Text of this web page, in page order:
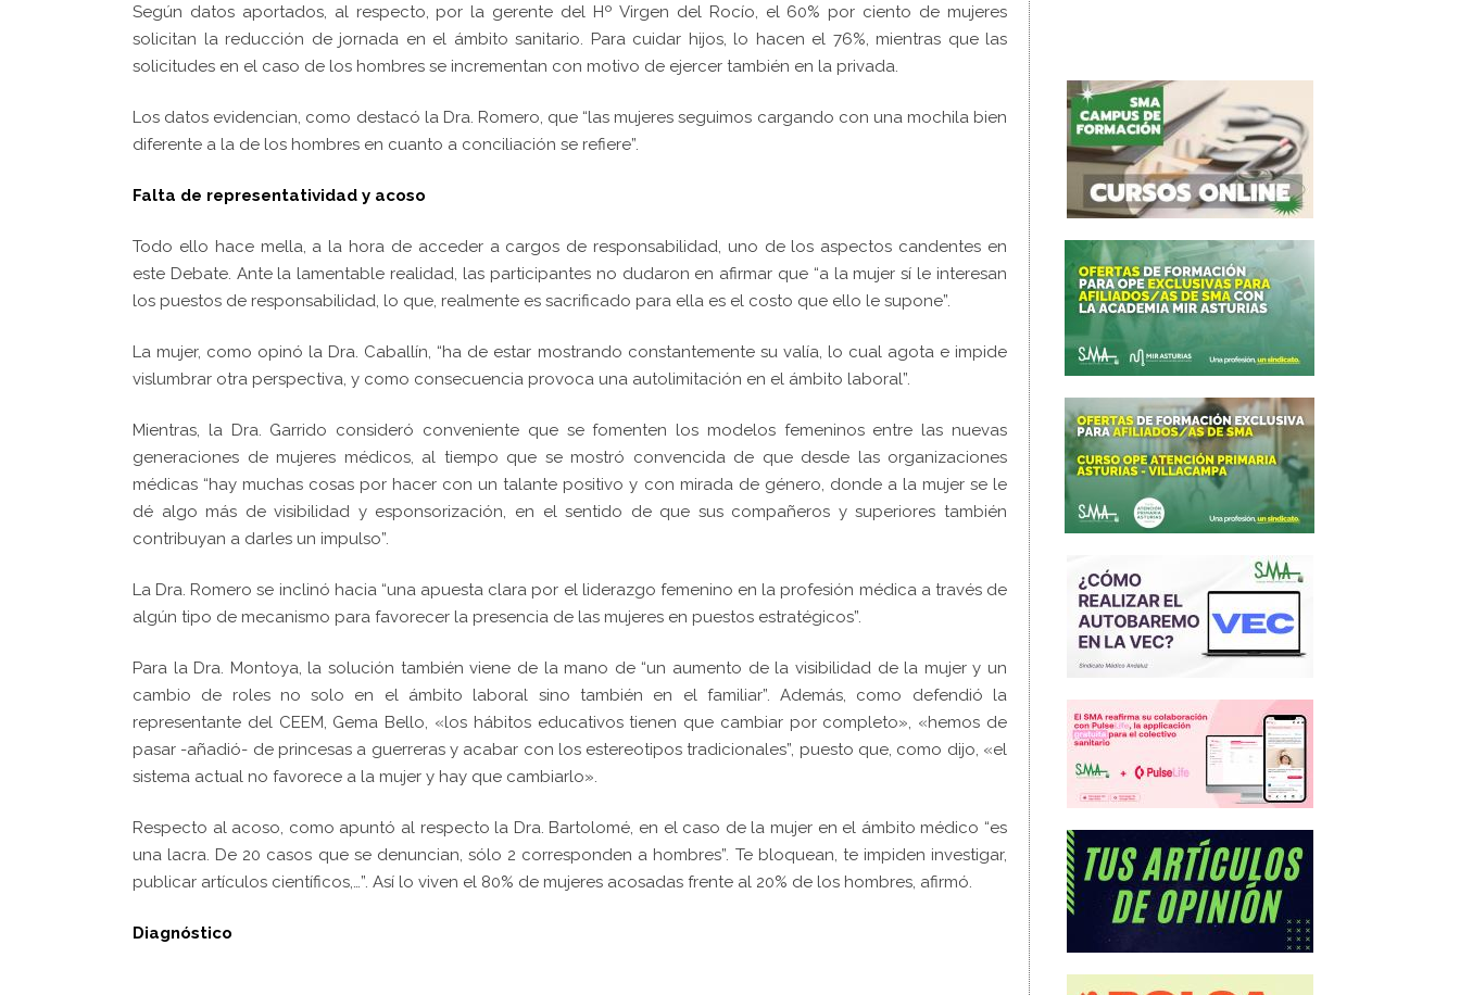
Según datos aportados, al respecto, por la gerente del Hº Virgen del Rocío, el 60% por ciento de mujeres
solicitan la reducción de jornada en el ámbito sanitario. Para cuidar hijos, lo hacen el 76%, mientras que las
solicitudes en el caso de los hombres se incrementan con motivo de ejercer también en la privada.
Los datos evidencian, como destacó la Dra. Romero, que “las mujeres seguimos cargando con una mochila bien
diferente a la de los hombres en cuanto a conciliación se refiere”.
Falta de representatividad y acoso
Todo ello hace mella, a la hora de acceder a cargos de responsabilidad, uno de los aspectos candentes en
este Debate. Ante la lamentable realidad, las participantes no dudaron en afirmar que “a la mujer sí le interesan
los puestos de responsabilidad, lo que, realmente es sacrificado para ella es el costo que ello le supone”.
La mujer, como opinó la Dra. Caballín, “ha de estar mostrando constantemente su valía, lo cual agota e impide
vislumbrar otra perspectiva, y como consecuencia provoca una autolimitación en el ámbito laboral”.
Mientras, la Dra. Garrido consideró conveniente que se fomenten los modelos femeninos entre las nuevas
generaciones de mujeres médicos, al tiempo que se mostró convencida de que desde las organizaciones
médicas “hay muchas cosas por hacer con un talante positivo y con mirada de género, donde a la mujer se le
dé algo más de visibilidad y esponsorización, en el sentido de que sus compañeros y superiores también
contribuyan a darles un impulso”.
La Dra. Romero se inclinó hacia “una apuesta clara por el liderazgo femenino en la profesión médica a través de
algún tipo de mecanismo para favorecer la presencia de las mujeres en puestos estratégicos”.
Para la Dra. Montoya, la solución también viene de la mano de “un aumento de la visibilidad de la mujer y un
cambio de roles no solo en el ámbito laboral sino también en el familiar”. Además, como defendió la
representante del CEEM, Gema Bello, «los hábitos educativos tienen que cambiar por completo», «hemos de
pasar -añadió- de princesas a guerreras y acabar con los estereotipos tradicionales”, puesto que, como dijo, «el
sistema actual no favorece a la mujer y hay que cambiarlo».
Respecto al acoso, como apuntó al respecto la Dra. Bartolomé, en el caso de la mujer en el ámbito médico “es
una lacra. De 20 casos que se denuncian, sólo 2 corresponden a hombres”. Te bloquean, te impiden investigar,
publicar artículos científicos,…”. Así lo viven el 80% de mujeres acosadas frente al 20% de los hombres, afirmó.
Diagnóstico